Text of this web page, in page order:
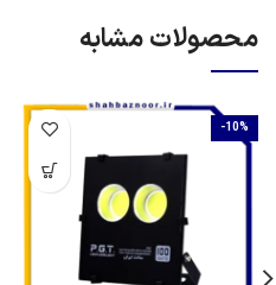
محصولات مشابه
-10%